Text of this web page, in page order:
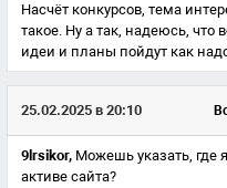
Насчёт конкурсов, тема
такое. Ну а так, надеюсь, что
идеи и планы пойдут как
25.02.2025 в 20:10
9lrsikor, Можешь указать, где
активе сайта?